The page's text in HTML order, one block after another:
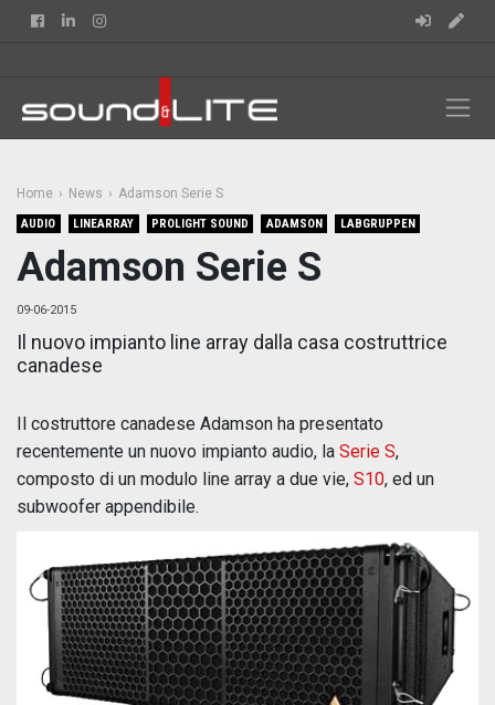
FacebookLinkedin
Home News Adamson Serie S
AUDIO LINEARRAY PROLIGHT SOUND ADAMSON LABGRUPPEN
Adamson Serie S
09-06-2015
Il nuovo impianto line array dalla casa costruttrice
canadese
Il costruttore canadese Adamson ha presentato
recentemente un nuovo impianto audio, la Serie S,
composto di un modulo line array a due vie, S10, ed un
subwoofer appendibile.